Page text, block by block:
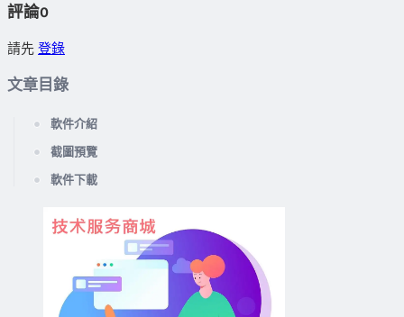
評論0
請先 登錄
文章目錄
軟件介紹
截圖預覽
軟件下載